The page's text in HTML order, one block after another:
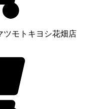
ツモトキヨシ花畑店